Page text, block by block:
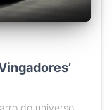
do universo